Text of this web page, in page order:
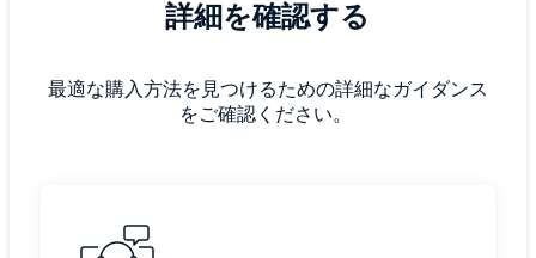
詳細を確認する
最適な購入方法を見つけるための詳細なガイダンス
をご確認ください。